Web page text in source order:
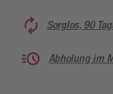
Sorglos, 90
Abholung im